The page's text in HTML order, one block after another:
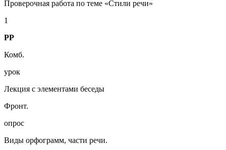
Проверочная работа по теме «Стили речи»
1
РР
Комб.
урок
Лекция с элементами беседы
Фронт.
опрос
Виды орфограмм, части речи.